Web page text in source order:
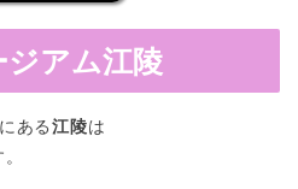
アム江陵
ある江陵は